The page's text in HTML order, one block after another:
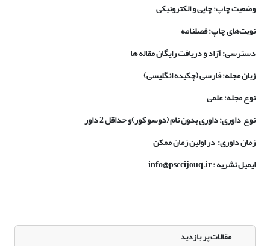
وضعیت چاپ: چاپی و الکترونیکی
نوبت‌های چاپ: فصلنامه
دسترسی: آزاد و دریافت رایگان مقاله ها
زبان مجله: فارسی (چکیده انگلیسی)
نوع مجله: علمی
نوع داوری: داوری بدون نام (دوسو کور)و حداقل 2 داور
زمان داوری: در اولین زمان ممکن
ایمیل نشریه : info@psccijouq.ir
مقالات پر بازدید